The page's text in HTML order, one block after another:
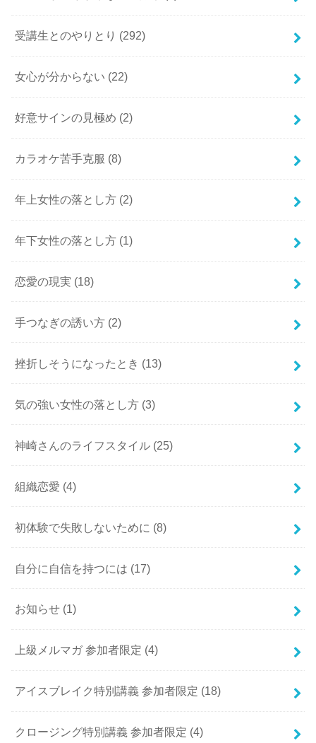
受講生とのやりとり (292)
女心が分からない (22)
好意サインの見極め (2)
カラオケ苦手克服 (8)
年上女性の落とし方 (2)
年下女性の落とし方 (1)
恋愛の現実 (18)
手つなぎの誘い方 (2)
挫折しそうになったとき (13)
気の強い女性の落とし方 (3)
神崎さんのライフスタイル (25)
組織恋愛 (4)
初体験で失敗しないために (8)
自分に自信を持つには (17)
お知らせ (1)
上級メルマガ 参加者限定 (4)
アイスブレイク特別講義 参加者限定 (18)
クロージング特別講義 参加者限定 (4)